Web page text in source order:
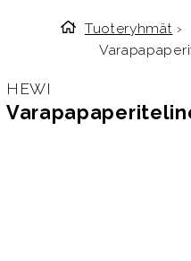
Etusivulle
Tuoteryhmät ›
HEWI